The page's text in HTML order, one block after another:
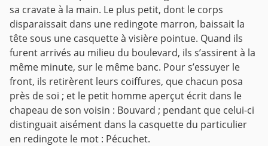
sa cravate à la main. Le plus petit, dont le corps
disparaissait dans une redingote marron, baissait la
tête sous une casquette à visière pointue. Quand ils
furent arrivés au milieu du boulevard, ils s’assirent à la
même minute, sur le même banc. Pour s’essuyer le
front, ils retirèrent leurs coiffures, que chacun posa
près de soi ; et le petit homme aperçut écrit dans le
chapeau de son voisin : Bouvard ; pendant que celui-ci
distinguait aisément dans la casquette du particulier
en redingote le mot : Pécuchet.